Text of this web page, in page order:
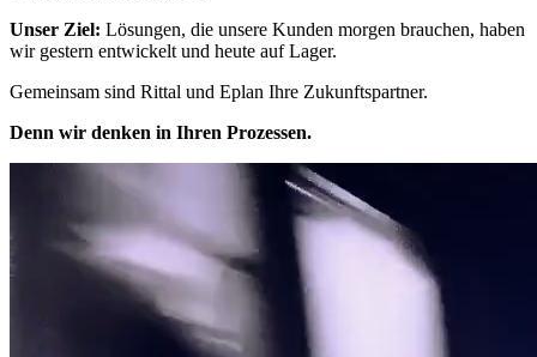
Unser Ziel: Lösungen, die unsere Kunden morgen brauchen, haben
wir gestern entwickelt und heute auf Lager.
Gemeinsam sind Rittal und Eplan Ihre Zukunftspartner.
Denn wir denken in Ihren Prozessen.